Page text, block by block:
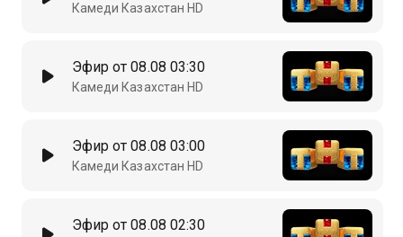
Камеди Казахстан HD
Эфир от 08.08 03:30
Камеди Казахстан HD
Эфир от 08.08 03:00
Камеди Казахстан HD
Эфир от 08.08 02:30